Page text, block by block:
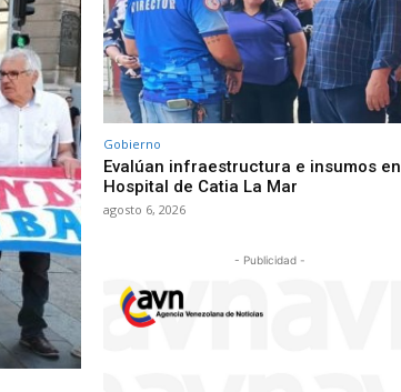
Gobierno
Evalúan infraestructura e insumos en
Hospital de Catia La Mar
agosto 6, 2026
- Publicidad -